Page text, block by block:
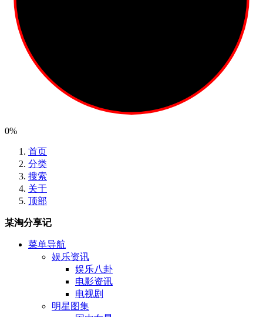
0%
首页
分类
搜索
关于
顶部
某淘分享记
菜单导航
娱乐资讯
娱乐八卦
电影资讯
电视剧
明星图集